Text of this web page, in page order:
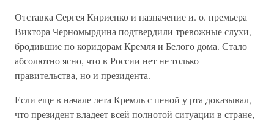
Отставка Сергея Кириенко и назначение и. о. премьера
Виктора Черномырдина подтвердили тревожные слухи,
бродившие по коридорам Кремля и Белого дома. Стало
абсолютно ясно, что в России нет не только
правительства, но и президента.
Если еще в начале лета Кремль с пеной у рта доказывал,
что президент владеет всей полнотой ситуации в стране,